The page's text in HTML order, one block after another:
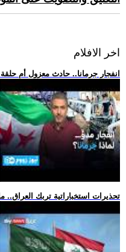
اخر الافلام
.. انفجار جرمانا.. حادث معزول أم
.. تحذيرات استخباراتية تربك